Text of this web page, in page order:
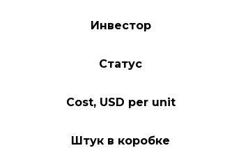
Инвестор
Статус
Cost, USD per unit
Штук в коробке